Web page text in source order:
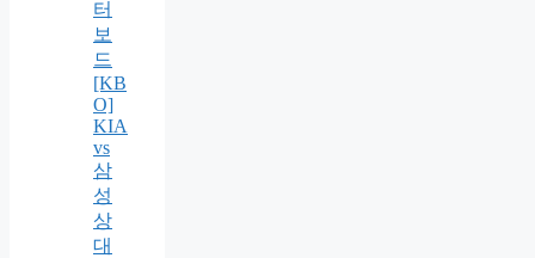
터
보
드
[KB
O]
KIA
vs
삼
성
상
대